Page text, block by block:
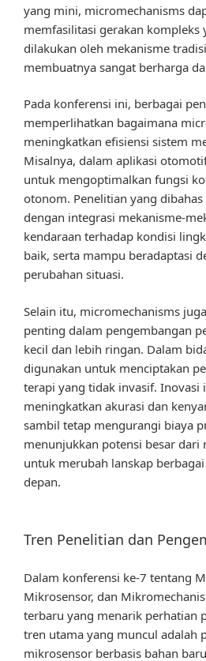
yang mini, micromechanisms
memfasilitasi gerakan kompleks
dilakukan oleh mekanisme
membuatnya sangat berharga
Pada konferensi ini, berbagai
memperlihatkan bagaimana
meningkatkan efisiensi sistem
Misalnya, dalam aplikasi
untuk mengoptimalkan fungsi
otonom. Penelitian yang
dengan integrasi mekanisme-
kendaraan terhadap kondisi
baik, serta mampu beradaptasi
perubahan situasi.
Selain itu, micromechanisms
penting dalam pengembangan
kecil dan lebih ringan. Dalam
digunakan untuk menciptakan
terapi yang tidak invasif.
meningkatkan akurasi dan
sambil tetap mengurangi biaya
menunjukkan potensi besar dari
untuk merubah lanskap
depan.
Tren Penelitian dan
Dalam konferensi ke-7 tentang
Mikrosensor, dan
terbaru yang menarik perhatian
tren utama yang muncul adalah
mikrosensor berbasis bahan